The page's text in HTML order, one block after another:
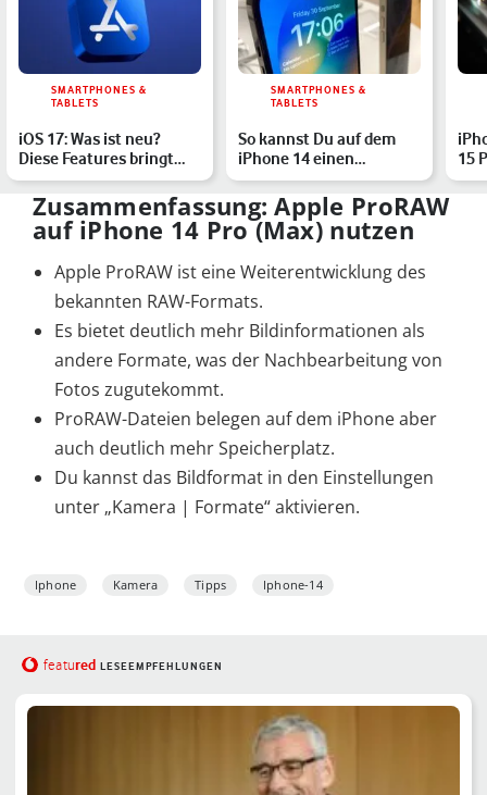
SMARTPHONES &
TABLETS
iOS 17: Was ist neu?
Diese Features bringt
das Update
SMARTPHONES &
TABLETS
So kannst Du auf dem
iPhone 14 einen
Screenshot machen
15
Zusammenfassung: Apple ProRAW
auf iPhone 14 Pro (Max) nutzen
Apple ProRAW ist eine Weiterentwicklung des
bekannten RAW-Formats.
Es bietet deutlich mehr Bildinformationen als
andere Formate, was der Nachbearbeitung von
Fotos zugutekommt.
ProRAW-Dateien belegen auf dem iPhone aber
auch deutlich mehr Speicherplatz.
Du kannst das Bildformat in den Einstellungen
unter „Kamera | Formate“ aktivieren.
Iphone Kamera Tipps Iphone-14
featured LESEEMPFEHLUNGEN